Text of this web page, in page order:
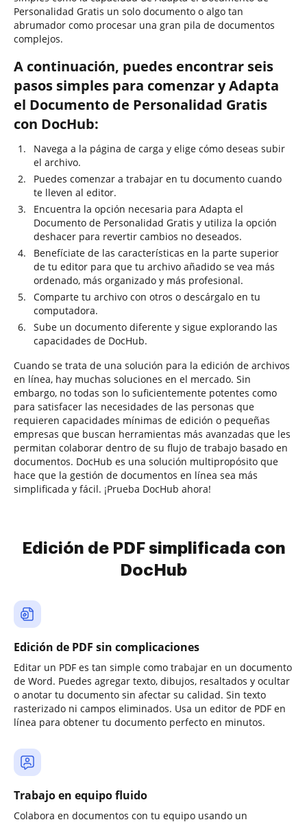
Personalidad Gratis un solo documento o algo tan
abrumador como procesar una gran pila de documentos
complejos.
A continuación, puedes encontrar seis
pasos simples para comenzar y Adapta
el Documento de Personalidad Gratis
con DocHub:
Navega a la página de carga y elige cómo deseas subir
el archivo.
Puedes comenzar a trabajar en tu documento cuando
te lleven al editor.
Encuentra la opción necesaria para Adapta el
Documento de Personalidad Gratis y utiliza la opción
deshacer para revertir cambios no deseados.
Benefíciate de las características en la parte superior
de tu editor para que tu archivo añadido se vea más
ordenado, más organizado y más profesional.
Comparte tu archivo con otros o descárgalo en tu
computadora.
Sube un documento diferente y sigue explorando las
capacidades de DocHub.
Cuando se trata de una solución para la edición de archivos
en línea, hay muchas soluciones en el mercado. Sin
embargo, no todas son lo suficientemente potentes como
para satisfacer las necesidades de las personas que
requieren capacidades mínimas de edición o pequeñas
empresas que buscan herramientas más avanzadas que les
permitan colaborar dentro de su flujo de trabajo basado en
documentos. DocHub es una solución multipropósito que
hace que la gestión de documentos en línea sea más
simplificada y fácil. ¡Prueba DocHub ahora!
Edición de PDF simplificada con
DocHub
Edición de PDF sin complicaciones
Editar un PDF es tan simple como trabajar en un documento
de Word. Puedes agregar texto, dibujos, resaltados y ocultar
o anotar tu documento sin afectar su calidad. Sin texto
rasterizado ni campos eliminados. Usa un editor de PDF en
línea para obtener tu documento perfecto en minutos.
Trabajo en equipo fluido
Colabora en documentos con tu equipo usando un